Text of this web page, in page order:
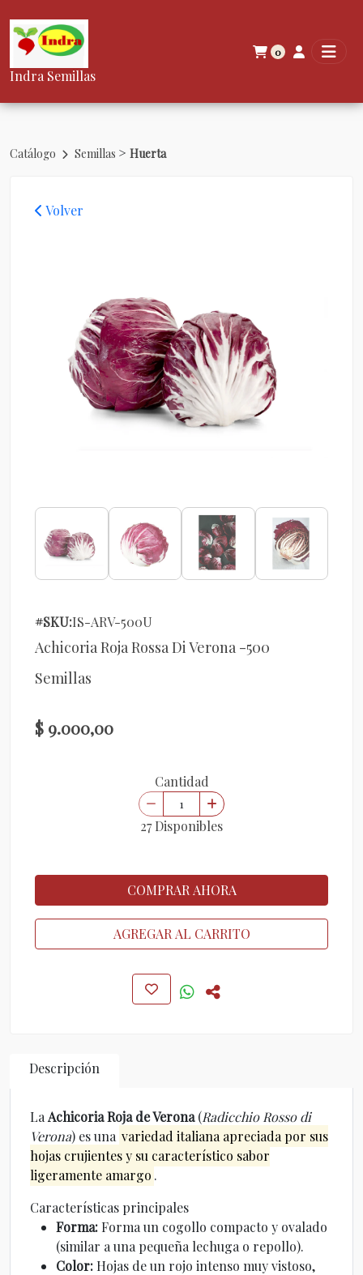
Indra Semillas
0
Catálogo Semillas > Huerta
Volver
#SKU:IS-ARV-500U
Achicoria Roja Rossa Di Verona -500
Semillas
$ 9.000,00
Cantidad
27 Disponibles
COMPRAR AHORA
AGREGAR AL CARRITO
Descripción
La Achicoria Roja de Verona(Radicchio Rosso di
Verona) es una variedad italiana apreciada por sus
hojas crujientes y su característico sabor
ligeramente amargo .
Características principales
Forma:Forma un cogollo compacto y ovalado
(similar a una pequeña lechuga o repollo).
Color: Hojas de un rojo intenso muy vistoso,